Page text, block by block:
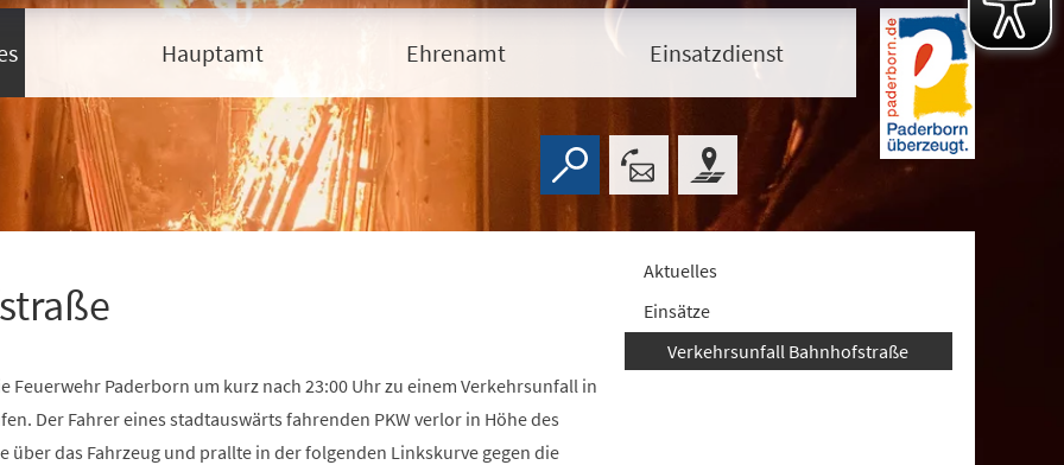
Hauptamt Ehrenamt Einsatzdienst
Feuerwehr Paderborn um kurz nach 23:00 Uhr zu einem Verkehrsunfall in
Der Fahrer eines stadtauswärts fahrenden PKW verlor in Höhe des
über das Fahrzeug und prallte in der folgenden Linkskurve gegen die
Aktuelles
Einsätze
Verkehrsunfall Bahnhofstraße